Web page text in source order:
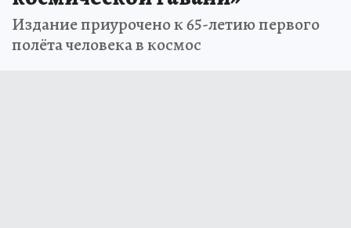
Издание приурочено к 65-летию первого
полёта человека в космос